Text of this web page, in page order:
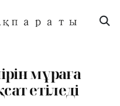
мұраға
етіледі